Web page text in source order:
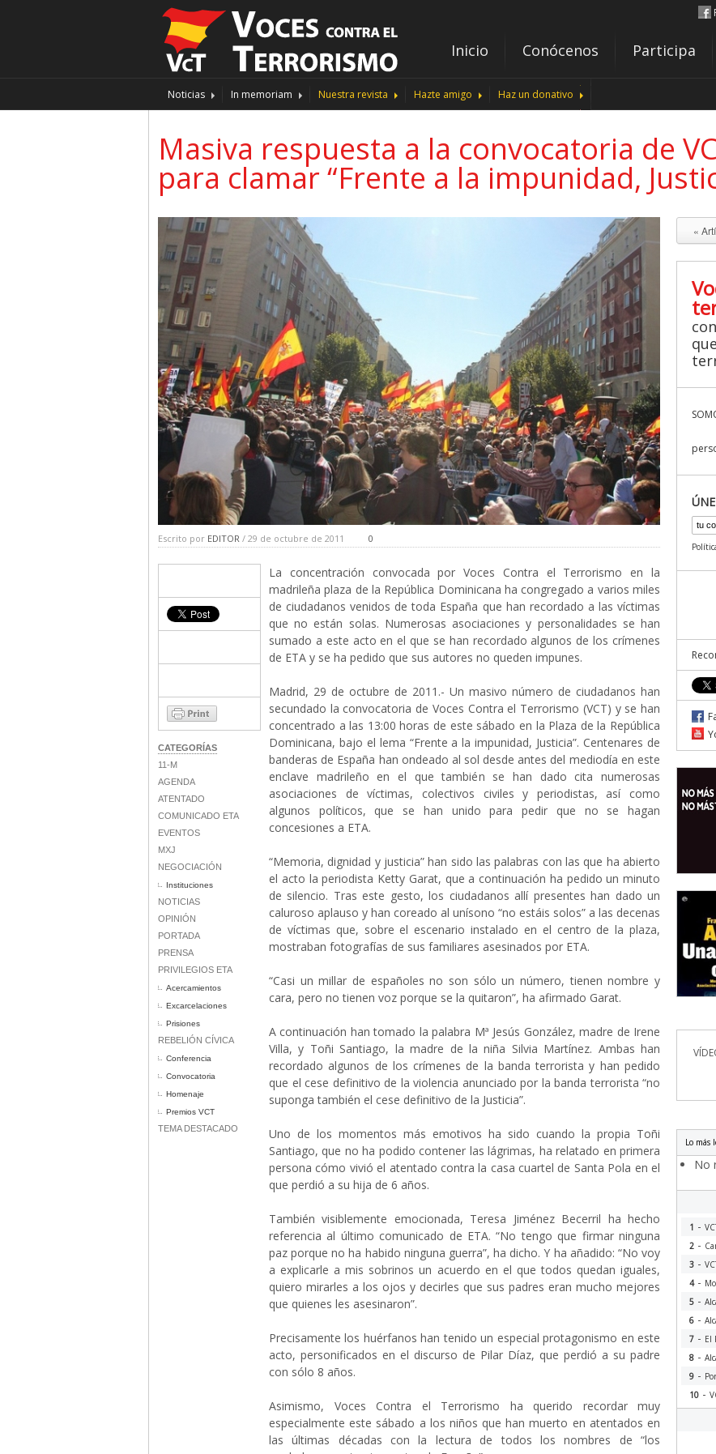
Inicio Conócenos Participa
Noticias In memoriam Nuestra revista Hazte amigo Haz un donativo
Masiva respuesta a la convocatoria de
para clamar “Frente a la impunidad,
Escrito por EDITOR / 29 de octubre de 2011 0
CATEGORÍAS
11-M
AGENDA
ATENTADO
COMUNICADO ETA
EVENTOS
MXJ
NEGOCIACIÓN
Instituciones
NOTICIAS
OPINIÓN
PORTADA
PRENSA
PRIVILEGIOS ETA
Acercamientos
Excarcelaciones
Prisiones
REBELIÓN CÍVICA
Conferencia
Convocatoria
Homenaje
Premios VCT
TEMA DESTACADO
La concentración convocada por Voces Contra el Terrorismo en la
madrileña plaza de la República Dominicana ha congregado a varios miles
de ciudadanos venidos de toda España que han recordado a las víctimas
que no están solas. Numerosas asociaciones y personalidades se han
sumado a este acto en el que se han recordado algunos de los crímenes
de ETA y se ha pedido que sus autores no queden impunes.
Madrid, 29 de octubre de 2011.- Un masivo número de ciudadanos han
secundado la convocatoria de Voces Contra el Terrorismo (VCT) y se han
concentrado a las 13:00 horas de este sábado en la Plaza de la República
Dominicana, bajo el lema “Frente a la impunidad, Justicia”. Centenares de
banderas de España han ondeado al sol desde antes del mediodía en este
enclave madrileño en el que también se han dado cita numerosas
asociaciones de víctimas, colectivos civiles y periodistas, así como
algunos políticos, que se han unido para pedir que no se hagan
concesiones a ETA.
“Memoria, dignidad y justicia” han sido las palabras con las que ha abierto
el acto la periodista Ketty Garat, que a continuación ha pedido un minuto
de silencio. Tras este gesto, los ciudadanos allí presentes han dado un
caluroso aplauso y han coreado al unísono “no estáis solos” a las decenas
de víctimas que, sobre el escenario instalado en el centro de la plaza,
mostraban fotografías de sus familiares asesinados por ETA.
“Casi un millar de españoles no son sólo un número, tienen nombre y
cara, pero no tienen voz porque se la quitaron”, ha afirmado Garat.
A continuación han tomado la palabra Mª Jesús González, madre de Irene
Villa, y Toñi Santiago, la madre de la niña Silvia Martínez. Ambas han
recordado algunos de los crímenes de la banda terrorista y han pedido
que el cese definitivo de la violencia anunciado por la banda terrorista “no
suponga también el cese definitivo de la Justicia”.
Uno de los momentos más emotivos ha sido cuando la propia Toñi
Santiago, que no ha podido contener las lágrimas, ha relatado en primera
persona cómo vivió el atentado contra la casa cuartel de Santa Pola en el
que perdió a su hija de 6 años.
También visiblemente emocionada, Teresa Jiménez Becerril ha hecho
referencia al último comunicado de ETA. “No tengo que firmar ninguna
paz porque no ha habido ninguna guerra”, ha dicho. Y ha añadido: “No voy
a explicarle a mis sobrinos un acuerdo en el que todos quedan iguales,
quiero mirarles a los ojos y decirles que sus padres eran mucho mejores
que quienes les asesinaron”.
Precisamente los huérfanos han tenido un especial protagonismo en este
acto, personificados en el discurso de Pilar Díaz, que perdió a su padre
con sólo 8 años.
Asimismo, Voces Contra el Terrorismo ha querido recordar muy
especialmente este sábado a los niños que han muerto en atentados en
las últimas décadas con la lectura de todos los nombres de “los
«
Lo más
No
1 -
2 -
3 -
4-
5 -
6 -
7 - El
8 -
9 -
10 -